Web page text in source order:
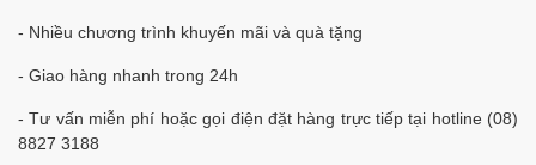
- Nhiều chương trình khuyến mãi và quà tặng
- Giao hàng nhanh trong 24h
- Tư vấn miễn phí hoặc gọi điện đặt hàng trực tiếp tại hotline (08)
8827 3188